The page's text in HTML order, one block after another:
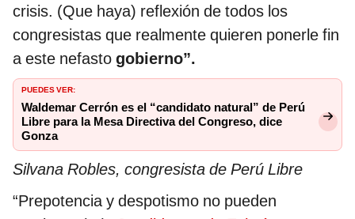
crisis. (Que haya) reflexión de todos los
congresistas que realmente quieren ponerle fin
a este nefasto gobierno”.
PUEDES VER:
Waldemar Cerrón es el “candidato natural” de Perú
Libre para la Mesa Directiva del Congreso, dice
Gonza
Silvana Robles, congresista de Perú Libre
“Prepotencia y despotismo no pueden